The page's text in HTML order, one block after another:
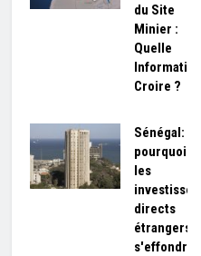
du Site
Minier :
Quelle
Information
Croire ?
Sénégal:
pourquoi
les
directs
étrangers